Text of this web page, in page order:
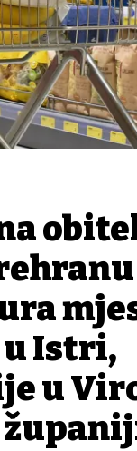
Istri,
u